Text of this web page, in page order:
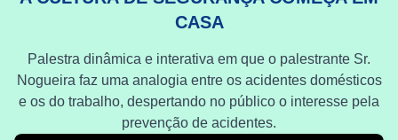
CASA
Palestra dinâmica e interativa em que o palestrante Sr.
Nogueira faz uma analogia entre os acidentes domésticos
e os do trabalho, despertando no público o interesse pela
prevenção de acidentes.